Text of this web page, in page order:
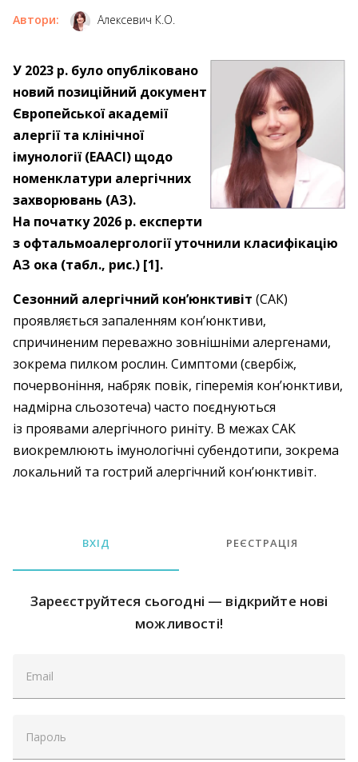
Автори: Алексевич К.О.
У 2023 р. було опубліковано
новий позиційний документ
Європейської академії
алергії та клінічної
імунології (EAACI) щодо
номенклатури алергічних
захворювань (АЗ).
На початку 2026 р. експерти
з офтальмоалергології уточнили класифікацію
АЗ ока (табл., рис.) [1].
Сезонний алергічний кон’юнктивіт (САК)
проявляється запаленням кон’юнктиви,
спричиненим переважно зовнішніми алергенами,
зокрема пилком рослин. Симптоми (свербіж,
почервоніння, набряк повік, гіперемія кон’юнктиви,
надмірна сльозотеча) часто поєднуються
із проявами алергічного риніту. В межах САК
виокремлюють імунологічні субендотипи, зокрема
локальний та гострий алергічний кон’юнктивіт.
ВХІД РЕЄСТРАЦІЯ
Зареєструйтеся сьогодні — відкрийте нові
можливості!